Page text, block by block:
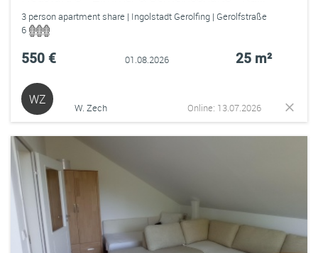
3 person apartment share | Ingolstadt Gerolfing | Gerolfstraße
6
550 € 01.08.2026 25 m²
WZ
W. Zech Online: 13.07.2026